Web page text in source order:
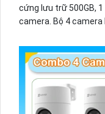
cứng lưu trữ 500GB,
camera. Bộ 4 camera
trời.